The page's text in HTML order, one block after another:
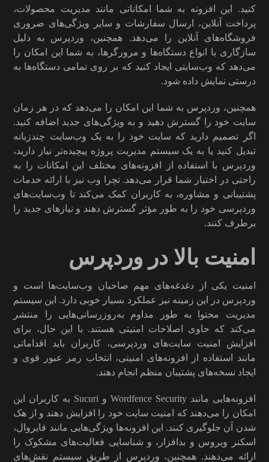
کنید. این افزونه به شما امکاناتی مانند مدیریت محصولات،
پرداخت آنلاین، ارسال سفارشات و سایر ویژگی‌های ضروری
فروشگاه‌های آنلاین را می‌دهد. همچنین، وردپرس به دلیل
سازگاری با انواع دستگاه‌ها و مرورگرها، به شما این امکان را
می‌دهد که وب‌سایتی ایجاد کنید که بر روی تمامی دستگاه‌ها به
درستی نمایش داده شود.
همچنین، وردپرس به شما این امکان را می‌دهد که در هر زمان
سایت خود را گسترش دهید و به ویژگی‌های جدید اضافه کنید.
اگر تصمیم دارید که سایت خود را به یک وب‌سایت چندزبانه
تبدیل کنید یا به یک سیستم مدیریت پروژه پیچیده‌تر نیاز دارید،
وردپرس با استفاده از افزونه‌های مختلف این امکانات را به
راحتی در اختیار شما قرار می‌دهد. تچرا وب نیز با ارائه خدمات
پشتیبانی و مشاوره، به کاربران کمک می‌کند تا وب‌سایت‌های
وردپرسی خود را به طور مؤثر گسترش دهند و نیازهای جدید را
برطرف کنند.
امنیت بالا در وردپرس
امنیت یکی از دغدغه‌های مهم صاحبان وب‌سایت‌ها است و
وردپرس در این زمینه نیز عملکرد بسیار خوبی دارد. این سیستم
مدیریت محتوا به طور مداوم به‌روزرسانی‌هایی را منتشر
می‌کند که حاوی اصلاحات امنیتی هستند. با این حال، برای
افزایش امنیت سایت‌های وردپرسی، کاربران باید اقداماتی
مانند استفاده از افزونه‌های امنیتی، انتخاب رمز عبور قوی و
ایجاد نسخه‌های پشتیبان منظم انجام دهند.
افزونه‌هایی مانند Wordfence Security و Sucuri به کاربران این
امکان را می‌دهند که امنیت سایت خود را افزایش دهند و از هک
شدن آن جلوگیری کنند. این افزونه‌ها ویژگی‌هایی مانند فایروال،
اسکنر ویروس و بدافزار، و شناسایی فعالیت‌های مشکوک را
ارائه می‌دهند. همچنین، وردپرس از طریق سیستم نقش‌های